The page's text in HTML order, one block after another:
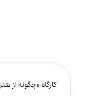
کارگاه «چگونه از